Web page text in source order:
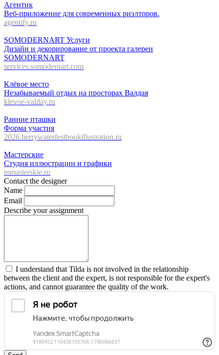
Агентик
Веб-приложение для современных риэлторов.
agentify.ru
SOMODERNART Услуги
Дизайн и декорирование от проекта галереи
SOMODERNART
services.somodernart.com
Клёвое место
Незабываемый отдых на просторах Валдая
klevoe-valday.ru
Ранние пташки
Форма участия
2026.berrywaterfestbookillustration.ru
Мастерские
Студия иллюстрации и графики
mmasterskie.ru
Contact the designer
Name
Email
Describe your assignment
I understand that Tilda is not involved in the relationship
between the client and the expert, is not responsible for the expert's
actions, and cannot guarantee the quality of the work.